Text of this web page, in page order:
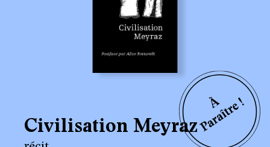
Civilisation Meyraz